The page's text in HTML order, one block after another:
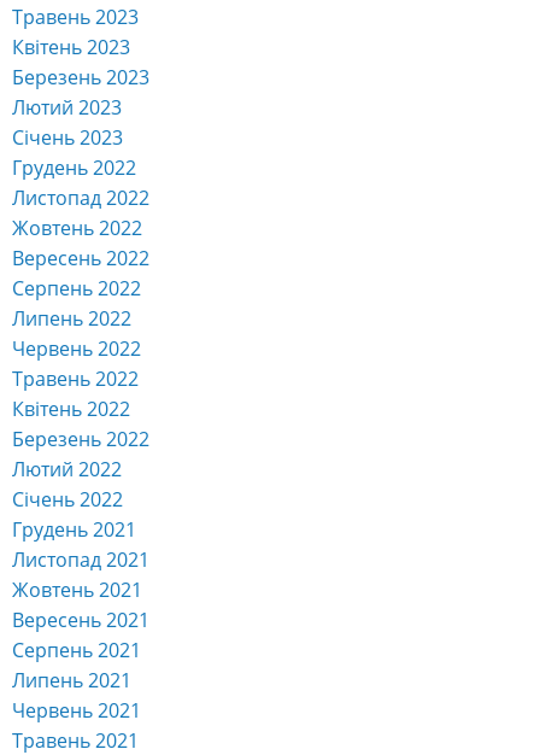
Травень 2023
Квітень 2023
Березень 2023
Лютий 2023
Січень 2023
Грудень 2022
Листопад 2022
Жовтень 2022
Вересень 2022
Серпень 2022
Липень 2022
Червень 2022
Травень 2022
Квітень 2022
Березень 2022
Лютий 2022
Січень 2022
Грудень 2021
Листопад 2021
Жовтень 2021
Вересень 2021
Серпень 2021
Липень 2021
Червень 2021
Травень 2021